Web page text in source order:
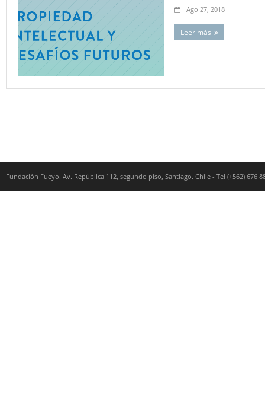
Ago 27, 2018
Leer más
Fundación Fueyo. Av. República 112, segundo piso, Santiago. Chile - Tel (+562) 676